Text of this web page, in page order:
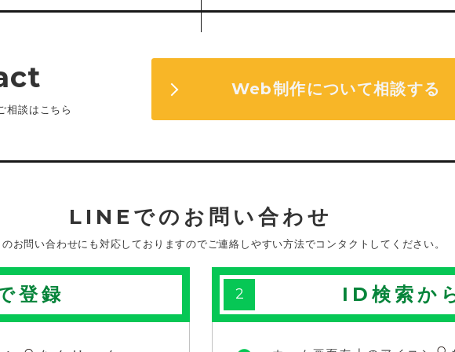
相談はこちら
Web制作について相談する
LINEでのお問い合わせ
お問い合わせにも対応しておりますのでご連絡しやすい方法でコンタクトしてください。
登録 2 ID検索か